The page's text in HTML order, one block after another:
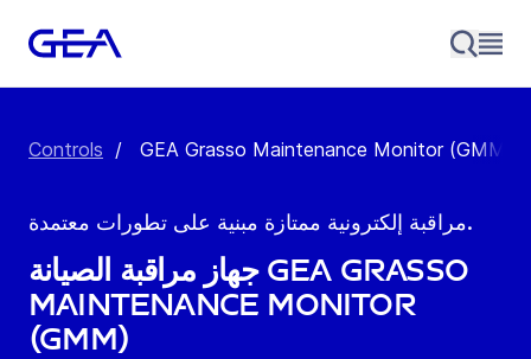
Controls / GEA Grasso Maintenance Monitor (GMM)
مراقبة إلكترونية ممتازة مبنية على تطورات معتمدة.
جهاز مراقبة الصيانة GEA Grasso
Maintenance Monitor
(GMM)